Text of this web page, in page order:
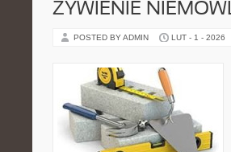
ŻYWIENIE
POSTED BY ADMIN LUT - 1 - 2026